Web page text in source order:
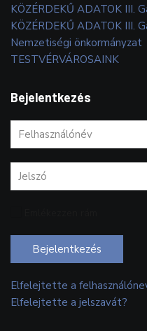
KÖZÉRDEKŰ ADATOK III.
KÖZÉRDEKŰ ADATOK III.
Nemzetiségi önkormányzat
TESTVÉRVÁROSAINK
Bejelentkezés
Bejelentkezés
Elfelejtette a
Elfelejtette a jelszavát?